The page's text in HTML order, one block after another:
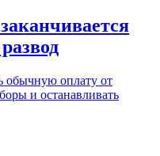
обычную оплату от
и останавливать